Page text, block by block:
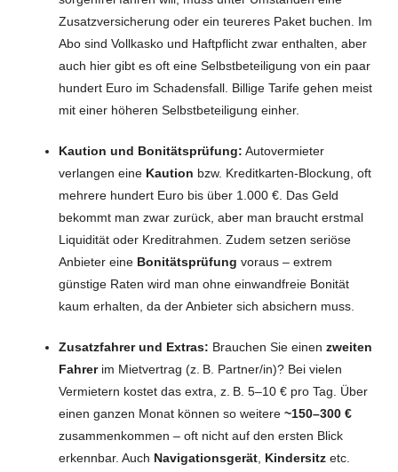
Zusatzversicherung oder ein teureres Paket buchen. Im
Abo sind Vollkasko und Haftpflicht zwar enthalten, aber
auch hier gibt es oft eine Selbstbeteiligung von ein paar
hundert Euro im Schadensfall. Billige Tarife gehen meist
mit einer höheren Selbstbeteiligung einher.
Kaution und Bonitätsprüfung: Autovermieter
verlangen eine Kaution bzw. Kreditkarten-Blockung, oft
mehrere hundert Euro bis über 1.000 €. Das Geld
bekommt man zwar zurück, aber man braucht erstmal
Liquidität oder Kreditrahmen. Zudem setzen seriöse
Anbieter eine Bonitätsprüfung voraus – extrem
günstige Raten wird man ohne einwandfreie Bonität
kaum erhalten, da der Anbieter sich absichern muss.
Zusatzfahrer und Extras: Brauchen Sie einen zweiten
Fahrerim Mietvertrag (z. B. Partner/in)? Bei vielen
Vermietern kostet das extra, z. B. 5–10 € pro Tag. Über
einen ganzen Monat können so weitere ~150–300 €
zusammenkommen – oft nicht auf den ersten Blick
erkennbar. Auch Navigationsgerät Kindersitz etc.